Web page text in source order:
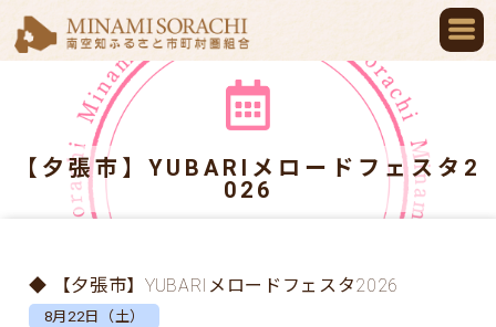
【夕張市】YUBARIメロードフェスタ2
026
◆ 【夕張市】YUBARIメロードフェスタ2026
8月22日（土）